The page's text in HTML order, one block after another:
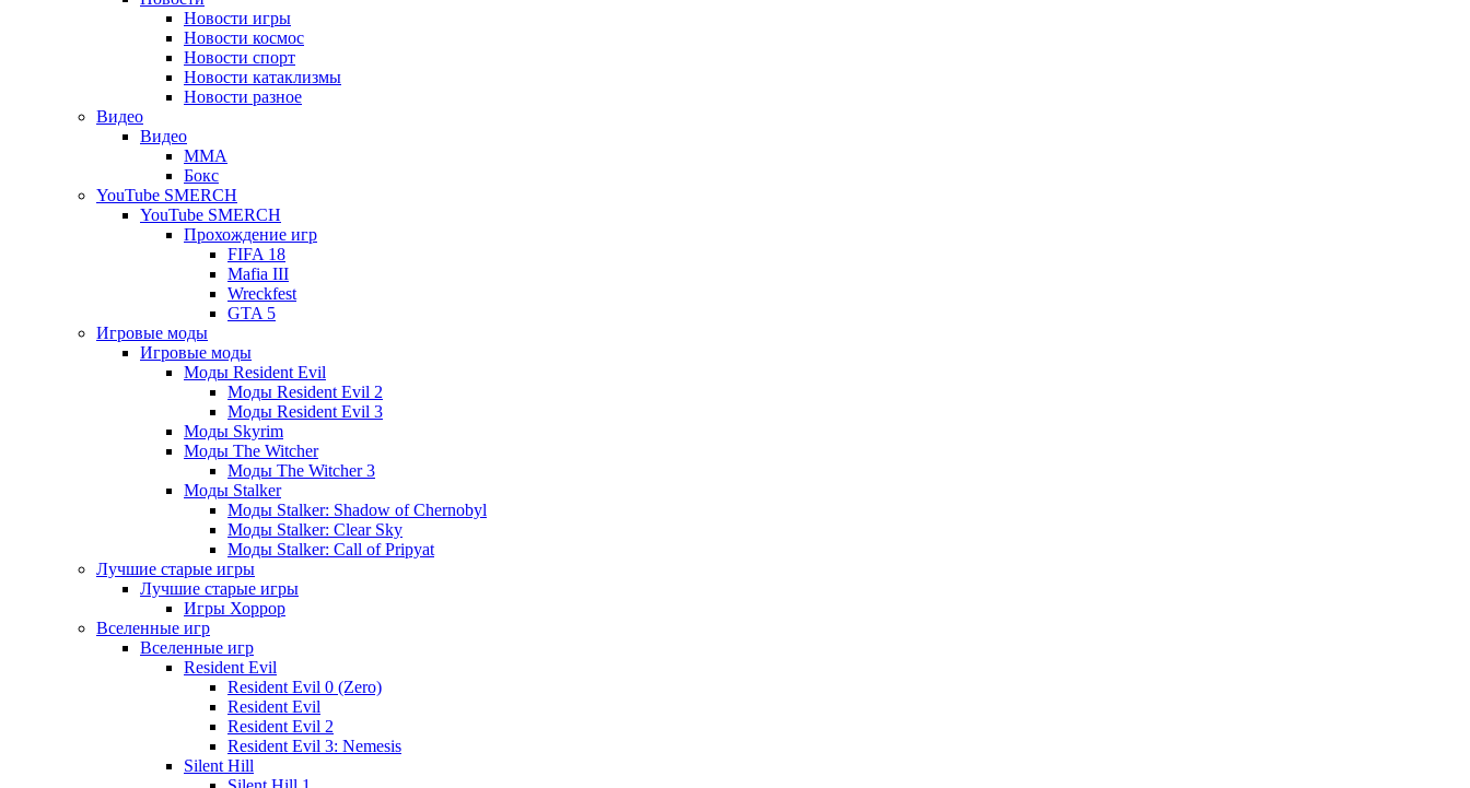
Новости игры
Новости космос
Новости спорт
Новости катаклизмы
Новости разное
Видео
Видео
ММА
Бокс
YouTube SMERCH
YouTube SMERCH
Прохождение игр
FIFA 18
Mafia III
Wreckfest
GTA 5
Игровые моды
Игровые моды
Моды Resident Evil
Моды Resident Evil 2
Моды Resident Evil 3
Моды Skyrim
Моды The Witcher
Моды The Witcher 3
Моды Stalker
Моды Stalker: Shadow of Chernobyl
Моды Stalker: Clear Sky
Моды Stalker: Call of Pripyat
Лучшие старые игры
Лучшие старые игры
Игры Хоррор
Вселенные игр
Вселенные игр
Resident Evil
Resident Evil 0 (Zero)
Resident Evil
Resident Evil 2
Resident Evil 3: Nemesis
Silent Hill